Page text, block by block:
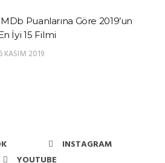
Puanlarına Göre 2019’un
İyi 15 Filmi
KASIM 2019
INSTAGRAM